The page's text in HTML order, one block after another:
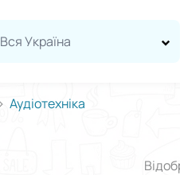
Вся Україна
Аудіотехніка